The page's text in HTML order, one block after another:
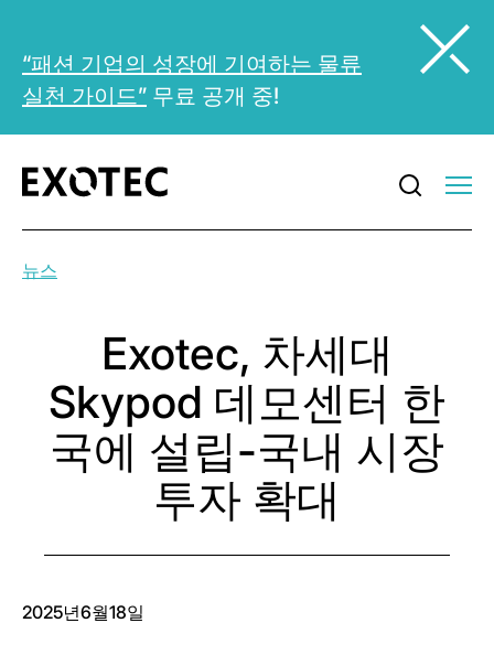
“패션 기업의 성장에 기여하는 물류
실천 가이드” 무료 공개 중!
뉴스
Exotec, 차세대
Skypod 데모센터 한
국에 설립-국내 시장
투자 확대
2025년6월18일